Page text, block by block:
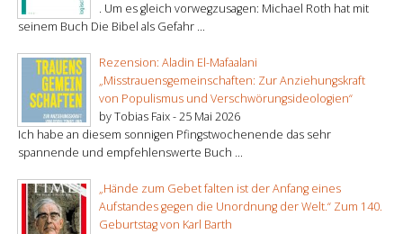
. Um es gleich vorwegzusagen: Michael Roth hat mit
seinem Buch Die Bibel als Gefahr ...
Rezension: Aladin El-Mafaalani
„Misstrauensgemeinschaften: Zur Anziehungskraft
von Populismus und Verschwörungsideologien“
by Tobias Faix -25 Mai 2026
Ich habe an diesem sonnigen Pfingstwochenende das sehr
spannende und empfehlenswerte Buch ...
„Hände zum Gebet falten ist der Anfang eines
Aufstandes gegen die Unordnung der Welt.“ Zum 140.
Geburtstag von Karl Barth